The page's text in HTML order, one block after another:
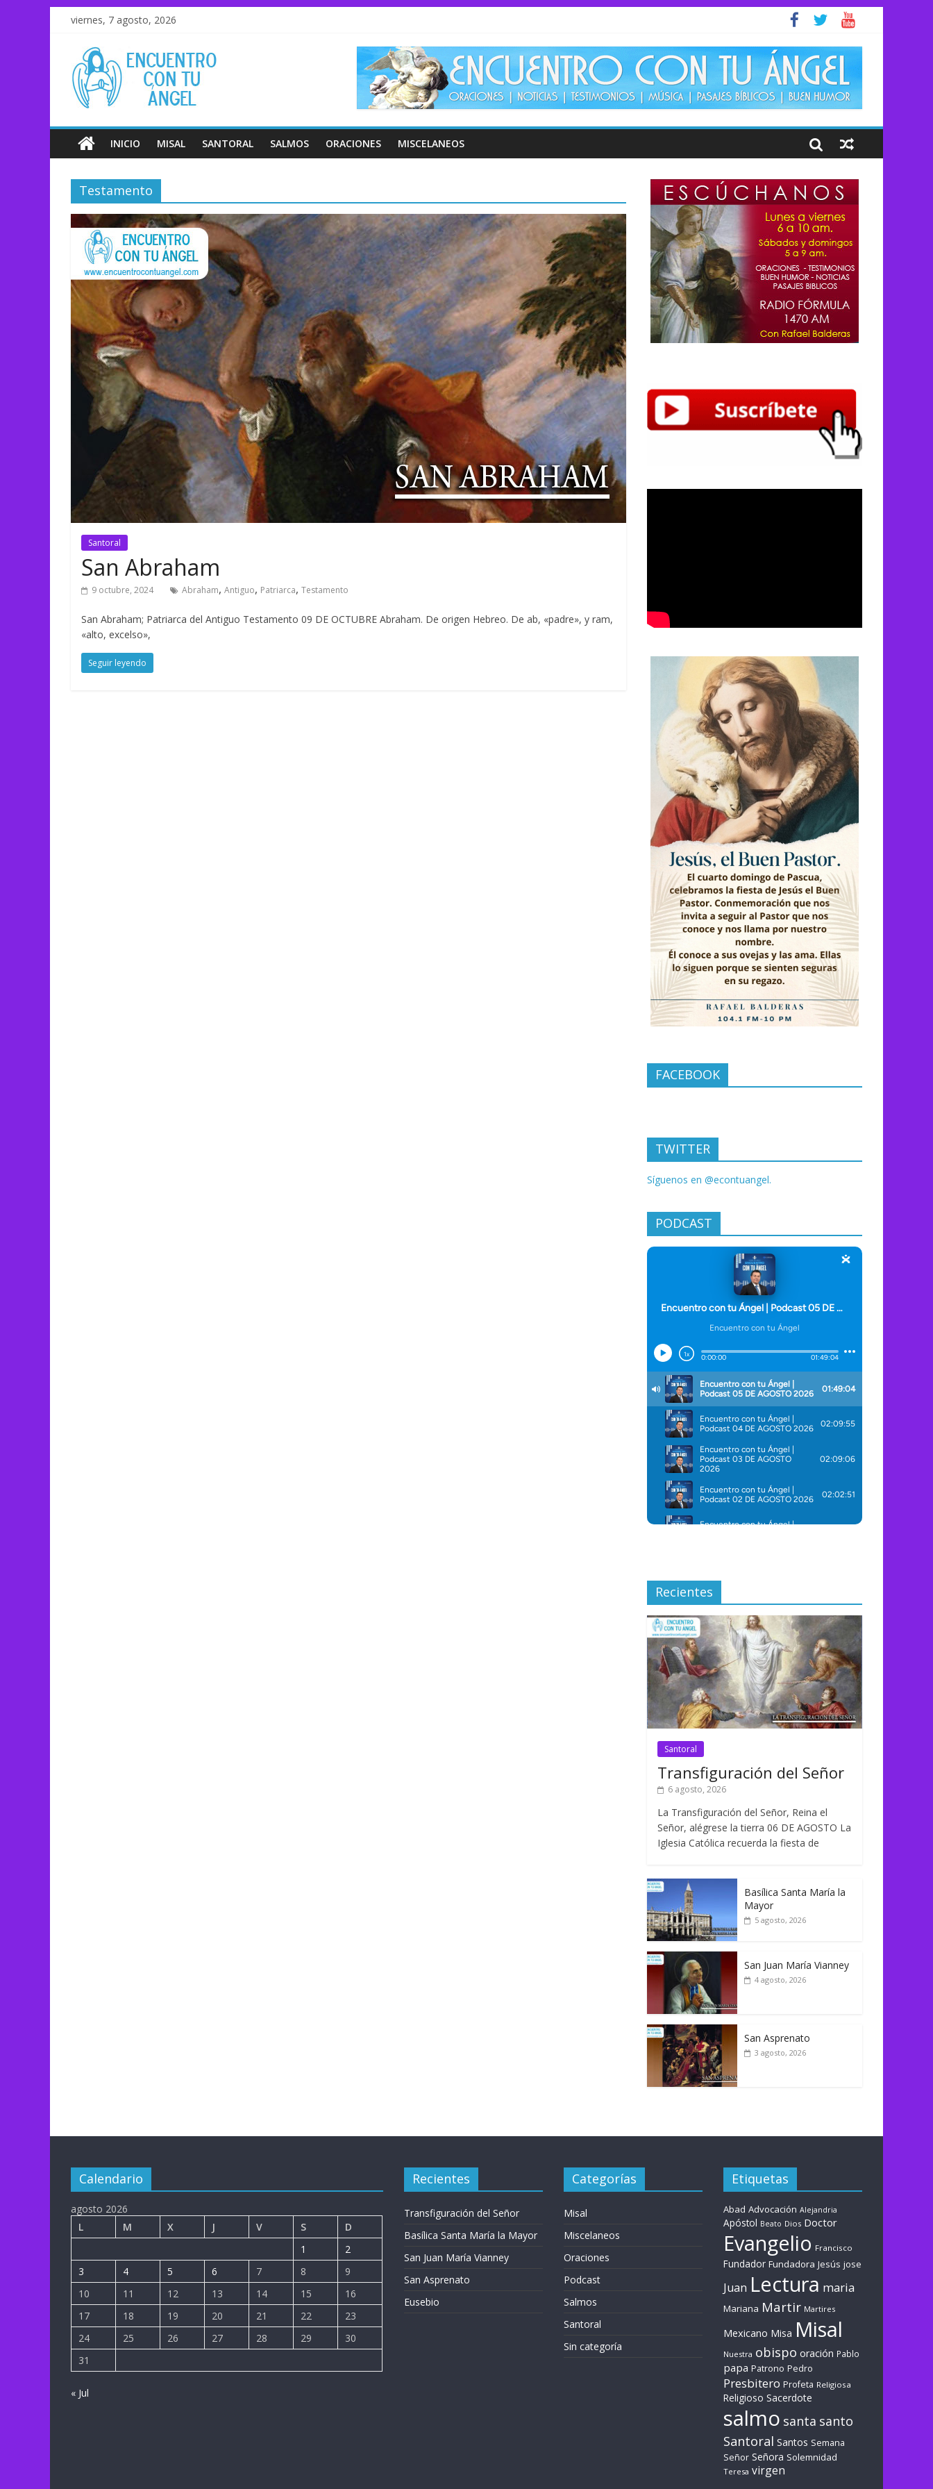
viernes, 7 agosto, 2026
INICIO MISAL SANTORAL SALMOS ORACIONES MISCELANEOS
Testamento
Santoral
San Abraham
9 octubre, 2024 Abraham, Antiguo, Patriarca, Testamento
San Abraham; Patriarca del Antiguo Testamento 09 DE OCTUBRE Abraham. De origen Hebreo. De ab, «padre», y ram,
«alto, excelso»,
Seguir leyendo
FACEBOOK
TWITTER
Síguenos en @econtuangel.
PODCAST
Recientes
Santoral
Transfiguración del Señor
6 agosto, 2026
La Transfiguración del Señor, Reina el
Señor, alégrese la tierra 06 DE AGOSTO La
Iglesia Católica recuerda la fiesta de
Basílica Santa María la
Mayor
5 agosto, 2026
San Juan María Vianney
4 agosto, 2026
San Asprenato
3 agosto, 2026
Calendario
agosto 2026
L
M X J V S
D
1
2
3
4 5 6 7 8
9
10
11 12 13 14 15
16
17
18 19 20 21 22
23
24
25 26 27 28 29
30
31
« Jul
Recientes
Transfiguración del Señor
Basílica Santa María la Mayor
San Juan María Vianney
San Asprenato
Eusebio
Categorías
Misal
Miscelaneos
Oraciones
Podcast
Salmos
Santoral
Sin categoría
Etiquetas
Abad Advocación Alejandria
Apóstol Beato Dios Doctor
Evangelio Francisco
Fundador Fundadora Jesús jose
Juan Lectura maria
Mariana Martir Martires
Mexicano Misa Misal
Nuestra obispo oración Pablo
papa Patrono Pedro
Presbitero Profeta Religiosa
Religioso Sacerdote
salmo santa santo
Santoral Santos Semana
Señor Señora Solemnidad
Teresa virgen